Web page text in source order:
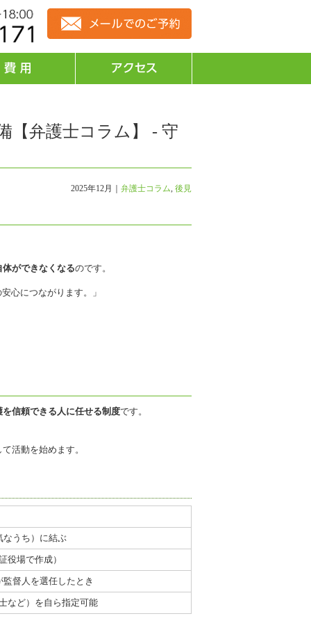
【弁護士コラム】 - 守
2025年12月｜ 弁護士コラム, 後見
ができなくなるのです。
心につながります。」
信頼できる人に任せる制度です。
活動を始めます。
なうち）に結ぶ
役場で作成）
督人を選任したとき
など）を自ら指定可能